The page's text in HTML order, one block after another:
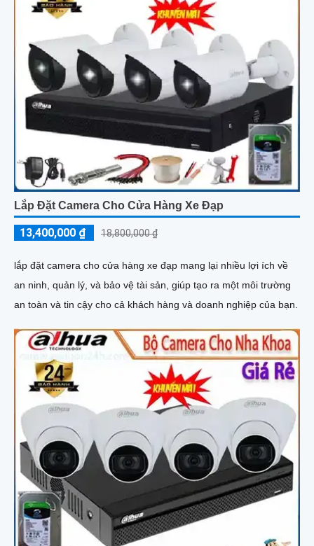
Lắp Đặt Camera Cho Cửa Hàng Xe Đạp
13,400,000 ₫ 18,800,000 ₫
lắp đặt camera cho cửa hàng xe đạp mang lại nhiều lợi ích về
an ninh, quản lý, và bảo vệ tài sản, giúp tạo ra một môi trường
an toàn và tin cậy cho cả khách hàng và doanh nghiệp của bạn.